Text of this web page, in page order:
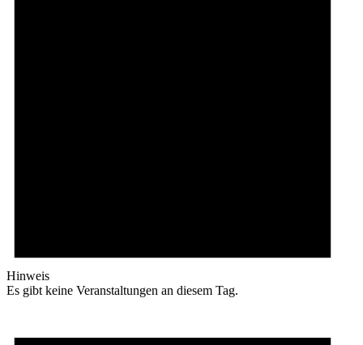
Hinweis
Es gibt keine Veranstaltungen an diesem Tag.